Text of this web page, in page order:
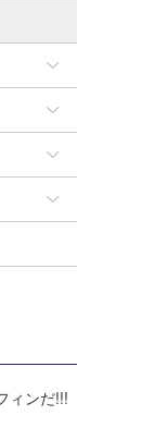
ィンだ!!!